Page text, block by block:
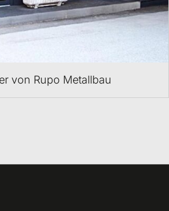
von Rupo Metallbau